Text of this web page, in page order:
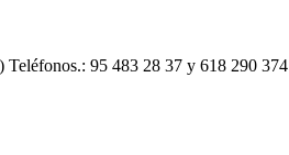
95 483 28 37 y 618 290 374